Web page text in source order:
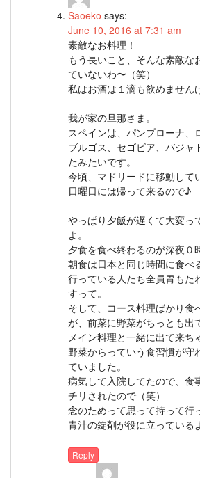
Saoeko says:
June 10, 2016 at 7:31 am
素敵なお料理！
もう長いこと、そんな素敵な
ていないわ〜（笑）
私はお酒は１滴も飲めませ
我が家の旦那さま。
スペインは、パンプローナ、
ブルゴス、セゴビア、バジャ
たみたいです。
今頃、マドリードに移動して
日曜日には帰って来るので♪
やっぱり夕飯が遅くて大変っ
よ。
夕食を食べ終わるのが深夜０
朝食は日本と同じ時間に食べ
行っている人たち全員胃もた
すって。
そして、コース料理ばかり食
が、前菜に野菜がちっとも出
メイン料理と一緒に出て来ち
野菜からっていう食習慣が守
ていました。
病気して入院してたので、食
チリされたので（笑）
念のためって思って持って行
青汁の錠剤が役に立っている
Reply